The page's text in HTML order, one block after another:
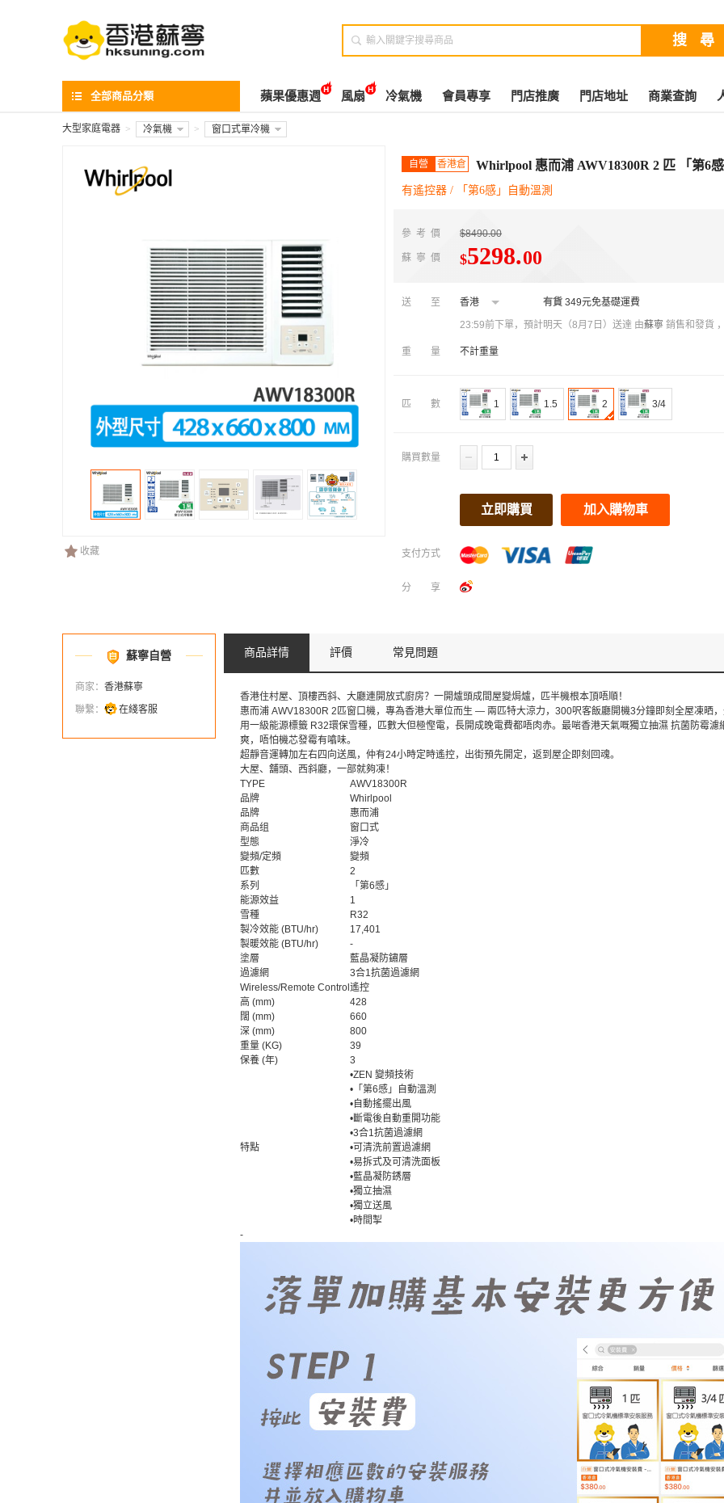

全部商品分類 蘋果優惠週 風扇 冷氣機 會員專享 門店推廣 門店地址 商業查詢
大型家庭電器 > 冷氣機 > 窗口式單冷機
收藏
自營 香港倉 Whirlpool 惠而浦 AWV18300R 2 匹 「第6
有遙控器 / 「第6感」自動溫測
參考價 $8490.00
蘇寧價 $5298.00
送至 香港 有貨 349元免基礎運費
23:59前下單，預計明天（8月7日）送達 由蘇寧 銷售和發貨
重量 不計重量
匹數 1 1.5 2 3/4
購買數量
立即購買 加入購物車
支付方式
分享
蘇寧自營
商家： 香港蘇寧
聯繫：
在綫客服
商品詳情 評價 常見問題
香港住村屋、頂樓西斜、大廳連開放式廚房？一開爐頭成間屋變焗爐，匹半機根本頂唔順！
惠而浦 AWV18300R 2匹窗口機，專為香港大單位而生 — 兩匹特大涼力，300呎客飯廳開機3分鐘即刻全屋凍晒，
用一級能源標籤 R32環保雪種，匹數大但極慳電，長開成晚電費都唔肉赤。最啱香港天氣嘅獨立抽濕 抗菌防霉濾
爽，唔怕機芯發霉有噏味。
超靜音運轉加左右四向送風，仲有24小時定時遙控，出街預先開定，返到屋企即刻回魂。
大屋、舖頭、西斜廳，一部就夠凍！
TYPE
AWV18300R
品牌
Whirlpool
品牌
惠而浦
商品组
窗口式
型態
淨冷
變頻/定頻
變頻
匹數
2
系列
「第6感」
能源效益
1
雪種
R32
製冷效能 (BTU/hr)
17,401
製暖效能 (BTU/hr)
-
塗層
藍晶凝防鏽層
過濾網
3合1抗菌過濾網
Wireless/Remote Control 遙控
高 (mm)
428
闊 (mm)
660
深 (mm)
800
重量 (KG)
39
保養 (年)
3
特點
•ZEN 變頻技術
•「第6感」自動溫測
•自動搖擺出風
•斷電後自動重開功能
•3合1抗菌過濾網
•可清洗前置過濾網
•易拆式及可清洗面板
•藍晶凝防銹層
•獨立抽濕
•獨立送風
•時間掣
-